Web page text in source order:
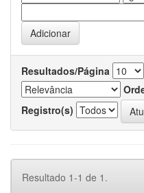
Resultados/Página
Registro(s)
Resultado 1-1 de 1.